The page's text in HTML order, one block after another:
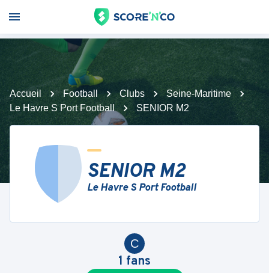
Accueil Football Clubs
Seine-Maritime
Le Havre S Port Football
SENIOR M2
SENIOR M2
Le Havre S Port Football
C
1 fans